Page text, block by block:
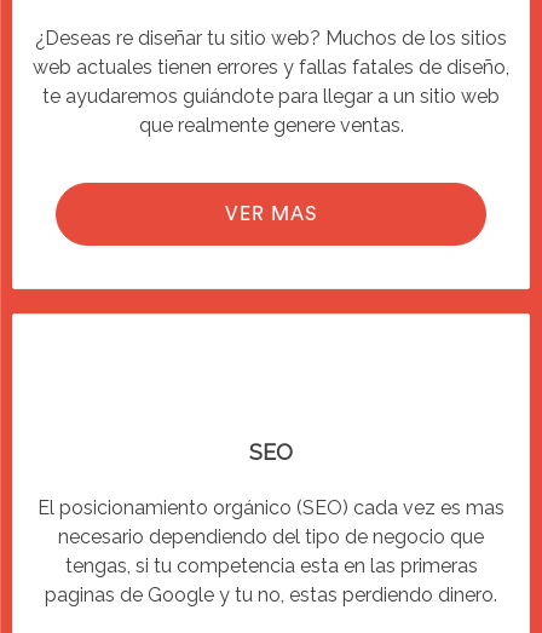
¿Deseas re diseñar tu sitio web? Muchos de los sitios
web actuales tienen errores y fallas fatales de diseño,
te ayudaremos guiándote para llegar a un sitio web
que realmente genere ventas.
VER MAS
SEO
El posicionamiento orgánico (SEO) cada vez es mas
necesario dependiendo del tipo de negocio que
tengas, si tu competencia esta en las primeras
paginas de Google y tu no, estas perdiendo dinero.